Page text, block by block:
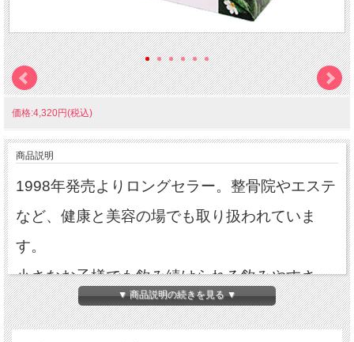
価格:4,320円(税込)
商品説明
1998年発売よりロングセラー。整骨院やエステ
など、健康と美容の場でも取り扱われていま
す。
小さなお子様でも飲み続けられる飲みやすさ。
▼ 商品説明の続きを見る ▼